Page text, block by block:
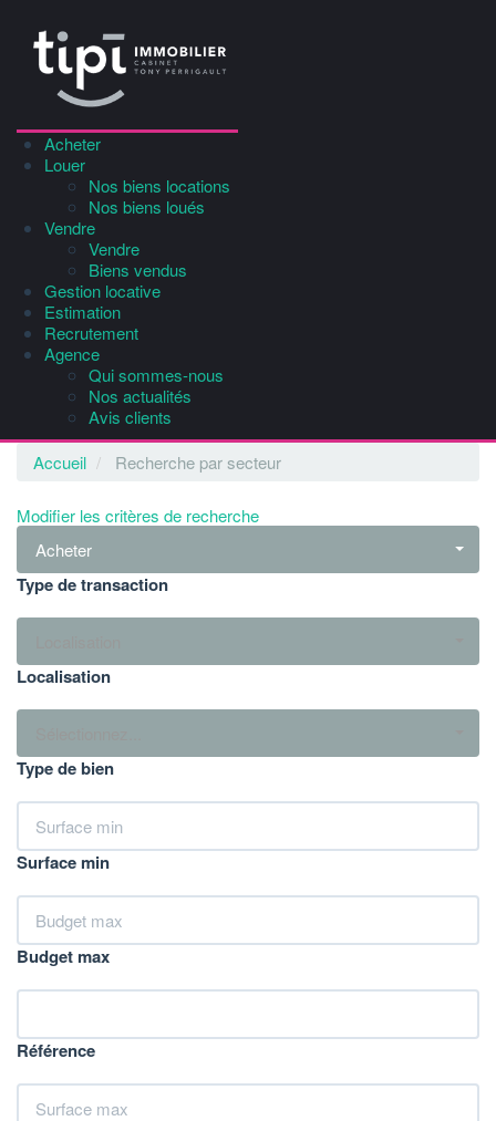
Acheter
Louer
Nos biens locations
Nos biens loués
Vendre
Vendre
Biens vendus
Gestion locative
Estimation
Recrutement
Agence
Qui sommes-nous
Nos actualités
Avis clients
Accueil
Recherche par secteur
Modifier les critères de recherche
Acheter
Type de transaction
Localisation
Type de bien
Surface min
Budget max
Référence